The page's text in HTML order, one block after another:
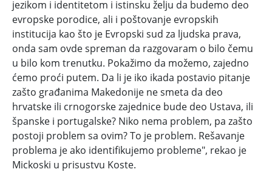
jezikom i identitetom i istinsku želju da budemo deo
evropske porodice, ali i poštovanje evropskih
institucija kao što je Evropski sud za ljudska prava,
onda sam ovde spreman da razgovaram o bilo čemu
u bilo kom trenutku. Pokažimo da možemo, zajedno
ćemo proći putem. Da li je iko ikada postavio pitanje
zašto građanima Makedonije ne smeta da deo
hrvatske ili crnogorske zajednice bude deo Ustava, ili
španske i portugalske? Niko nema problem, pa zašto
postoji problem sa ovim? To je problem. Rešavanje
problema je ako identifikujemo probleme", rekao je
Mickoski u prisustvu Koste.